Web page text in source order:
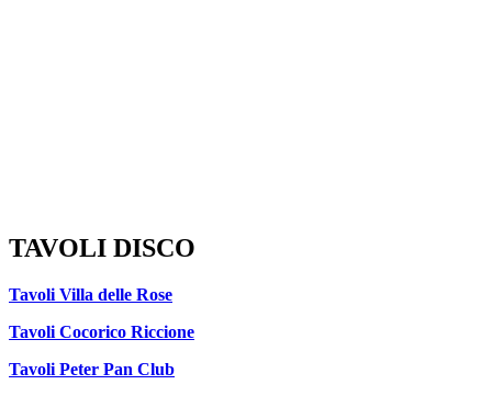
TAVOLI DISCO
Tavoli Villa delle Rose
Tavoli Cocorico Riccione
Tavoli Peter Pan Club